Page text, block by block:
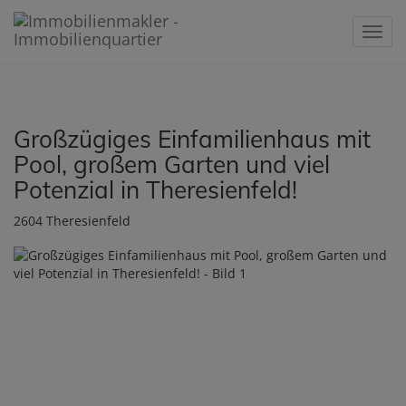
Großzügiges Einfamilienhaus mit
Pool, großem Garten und viel
Potenzial in Theresienfeld!
2604 Theresienfeld